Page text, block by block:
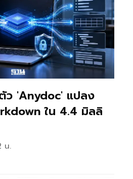
ว 'anydoc' แปลง
ใน 4.4 มิลลิ
น.